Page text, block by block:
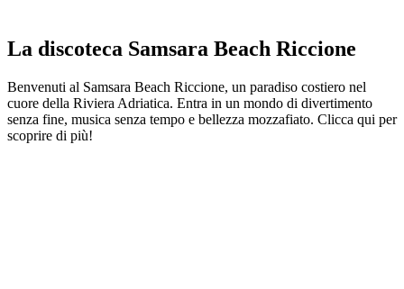
La discoteca Samsara Beach Riccione
Benvenuti al Samsara Beach Riccione, un paradiso costiero nel
cuore della Riviera Adriatica. Entra in un mondo di divertimento
senza fine, musica senza tempo e bellezza mozzafiato. Clicca qui per
scoprire di più!